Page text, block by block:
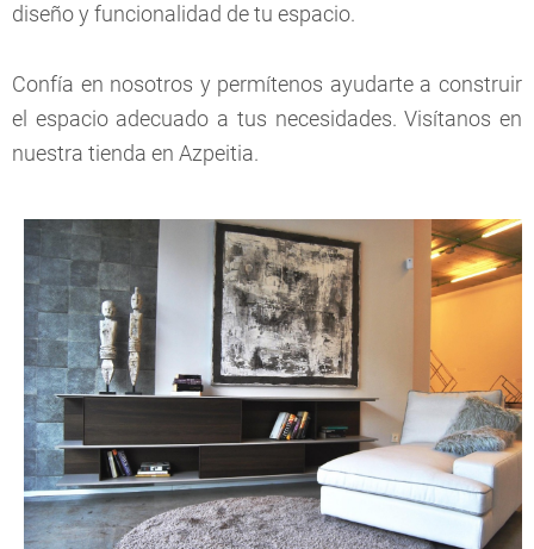
diseño y funcionalidad de tu espacio.
Confía en nosotros y permítenos ayudarte a construir
el espacio adecuado a tus necesidades. Visítanos en
nuestra tienda en Azpeitia.